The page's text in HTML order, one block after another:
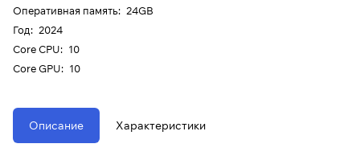
Оперативная память: 24GB
Год: 2024
Core CPU: 10
Core GPU: 10
Описание Характеристики